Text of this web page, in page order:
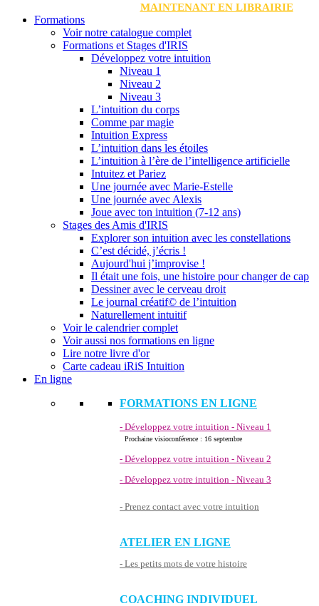
MAINTENANT EN LIBRAIRIE
Formations
Voir notre catalogue complet
Formations et Stages d'IRIS
Développez votre intuition
Niveau 1
Niveau 2
Niveau 3
L’intuition du corps
Comme par magie
Intuition Express
L’intuition dans les étoiles
L’intuition à l’ère de l’intelligence artificielle
Intuitez et Pariez
Une journée avec Marie-Estelle
Une journée avec Alexis
Joue avec ton intuition (7-12 ans)
Stages des Amis d'IRIS
Explorer son intuition avec les constellations
C’est décidé, j’écris !
Aujourd'hui j’improvise !
Il était une fois, une histoire pour changer de cap
Dessiner avec le cerveau droit
Le journal créatif© de l’intuition
Naturellement intuitif
Voir le calendrier complet
Voir aussi nos formations en ligne
Lire notre livre d'or
Carte cadeau iRiS Intuition
En ligne
FORMATIONS EN LIGNE
- Développez votre intuition - Niveau 1
Prochaine visioconférence : 16 septembre
- Développez votre intuition - Niveau 2
- Développez votre intuition - Niveau 3
- Prenez contact avec votre intuition
ATELIER EN LIGNE
- Les petits mots de votre histoire
COACHING INDIVIDUEL